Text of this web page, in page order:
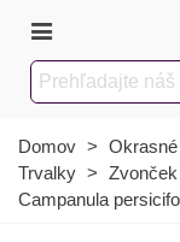
Domov >
Trvalky >
Campanula